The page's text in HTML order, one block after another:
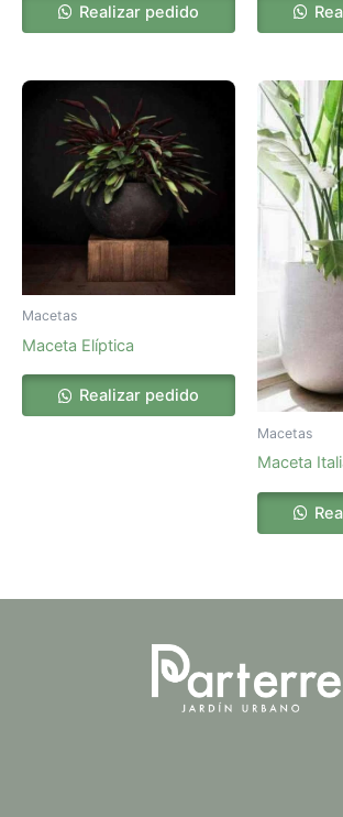
Realizar pedido
Macetas
Maceta Elíptica
Realizar pedido
Macetas
Maceta